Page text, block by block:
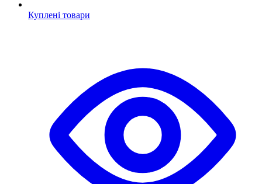
Куплені товари